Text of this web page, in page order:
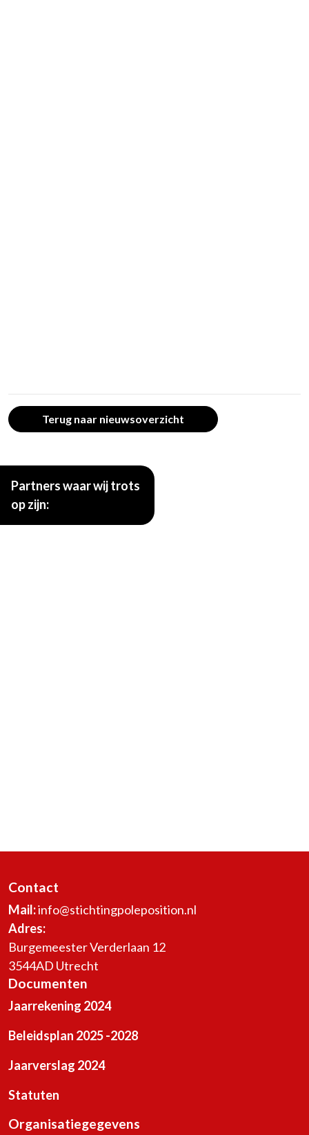
Terug naar nieuwsoverzicht
Partners waar wij trots
op zijn:
Contact
Mail:info@stichtingpoleposition.nl
Adres:
Burgemeester Verderlaan 12
3544AD Utrecht
Documenten
Jaarrekening 2024
Beleidsplan 2025 -2028
Jaarverslag 2024
Statuten
Organisatiegegevens